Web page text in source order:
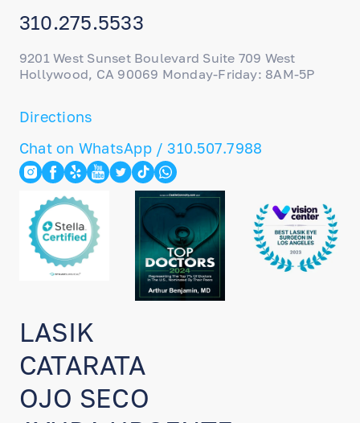
LASIK
CATARATA
OJO SECO
310.275.5533
9201 West Sunset Boulevard Suite 709 West
Hollywood, CA 90069 Monday-Friday: 8AM-5P
Directions
Chat on WhatsApp / 310.507.7988